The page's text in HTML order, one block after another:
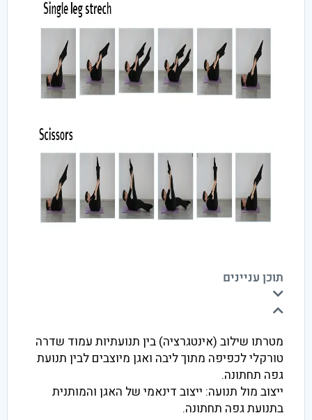
תוכן עניינים
מטרתו שילוב (אינטגרציה) בין תנועתיות עמוד שדרה
טורקלי לכפיפה מתוך ליבה ואגן מיוצבים לבין תנועת
גפה תחתונה.
ייצוב מול תנועה: ייצוב דינאמי של האגן והמותנית
בתנועת גפה תחתונה.